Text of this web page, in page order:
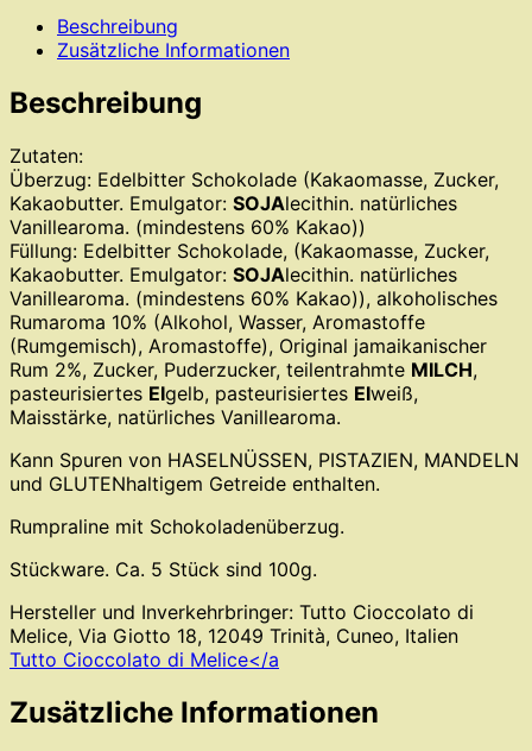
rhum
Beschreibung
Zusätzliche Informationen
Beschreibung
Zutaten:
Überzug: Edelbitter Schokolade (Kakaomasse, Zucker,
Kakaobutter. Emulgator: SOJAlecithin. natürliches
Vanillearoma. (mindestens 60% Kakao))
Füllung: Edelbitter Schokolade, (Kakaomasse, Zucker,
Kakaobutter. Emulgator: SOJAlecithin. natürliches
Vanillearoma. (mindestens 60% Kakao)), alkoholisches
Rumaroma 10% (Alkohol, Wasser, Aromastoffe
(Rumgemisch), Aromastoffe), Original jamaikanischer
Rum 2%, Zucker, Puderzucker, teilentrahmte MILCH,
pasteurisiertes EIgelb, pasteurisiertes EIweiß,
Maisstärke, natürliches Vanillearoma.
Kann Spuren von HASELNÜSSEN, PISTAZIEN, MANDELN
und GLUTENhaltigem Getreide enthalten.
Rumpraline mit Schokoladenüberzug.
Stückware. Ca. 5 Stück sind 100g.
Hersteller und Inverkehrbringer: Tutto Cioccolato di
Melice, Via Giotto 18, 12049 Trinità, Cuneo, Italien
Tutto Cioccolato di Melice</a
Zusätzliche Informationen